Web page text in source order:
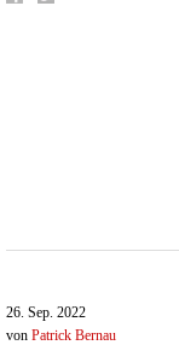
26. Sep. 2022
von Patrick Bernau